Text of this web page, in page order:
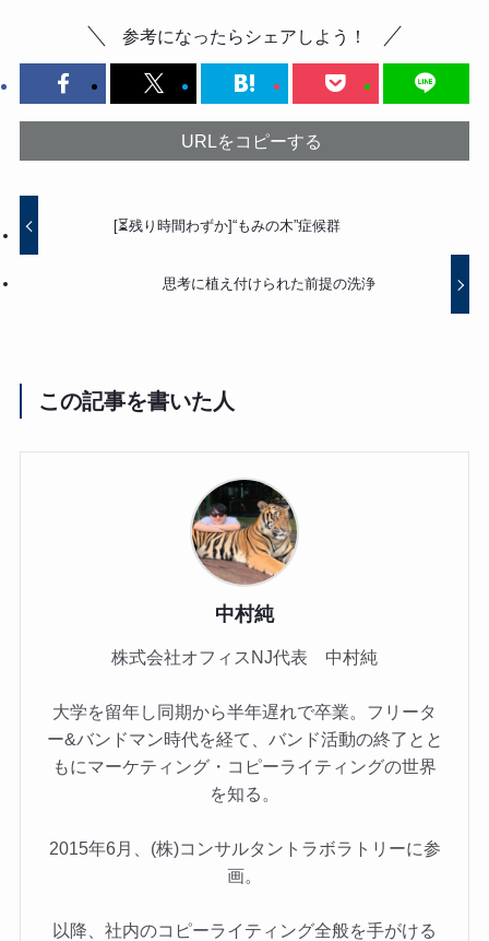
参考になったらシェアしよう！
URLをコピーする
[⏳残り時間わずか]“もみの木”症候群
思考に植え付けられた前提の洗浄
この記事を書いた人
中村純
株式会社オフィスNJ代表 中村純
大学を留年し同期から半年遅れで卒業。フリータ
ー&バンドマン時代を経て、バンド活動の終了とと
もにマーケティング・コピーライティングの世界
を知る。
2015年6月、(株)コンサルタントラボラトリーに参
画。
以降、社内のコピーライティング全般を手がける